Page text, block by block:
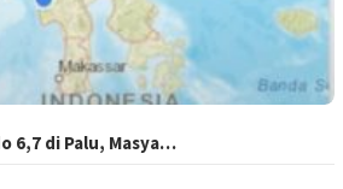
6,7 di Palu, Masya…